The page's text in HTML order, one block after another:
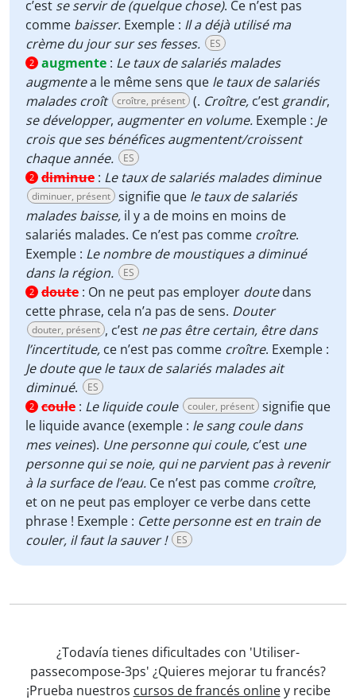
c’est se servir de (quelque chose). Ce n’est pas
comme baisser. Exemple : Il a déjà utilisé ma
crème du jour sur ses fesses.
ES
2 augmente : Le taux de salariés malades
augmentea le même sens que le taux de salariés
malades croît
croître, présent (. Croître, c’est grandir,
se développer, augmenter en volume. Exemple : Je
crois que ses bénéfices augmentent/croissent
chaque année.
ES
2 diminue : Le taux de salariés malades diminue
diminuer, présent signifie que le taux de salariés
malades baisse, il y a de moins en moins de
salariés malades. Ce n’est pas comme croître.
Exemple : Le nombre de moustiques a diminué
dans la région.
ES
2 doute : On ne peut pas employer doutedans
cette phrase, cela n’a pas de sens. Douter
douter, présent , c’est ne pas être certain, être dans
l’incertitude, ce n’est pas comme croître. Exemple :
Je doute que le taux de salariés malades ait
diminué. ES
2 coule : Le liquide coule couler, présent signifie que
le liquide avance (exemple : le sang coule dans
mes veines). Une personne qui coule, c’est une
personne qui se noie, qui ne parvient pas à revenir
à la surface de l’eau. Ce n’est pas comme croître,
et on ne peut pas employer ce verbe dans cette
phrase ! Exemple : Cette personne est en train de
couler, il faut la sauver !
ES
¿Todavía tienes dificultades con 'Utiliser-
passecompose-3ps' ¿Quieres mejorar tu francés?
¡Prueba nuestros cursos de francés onliney recibe